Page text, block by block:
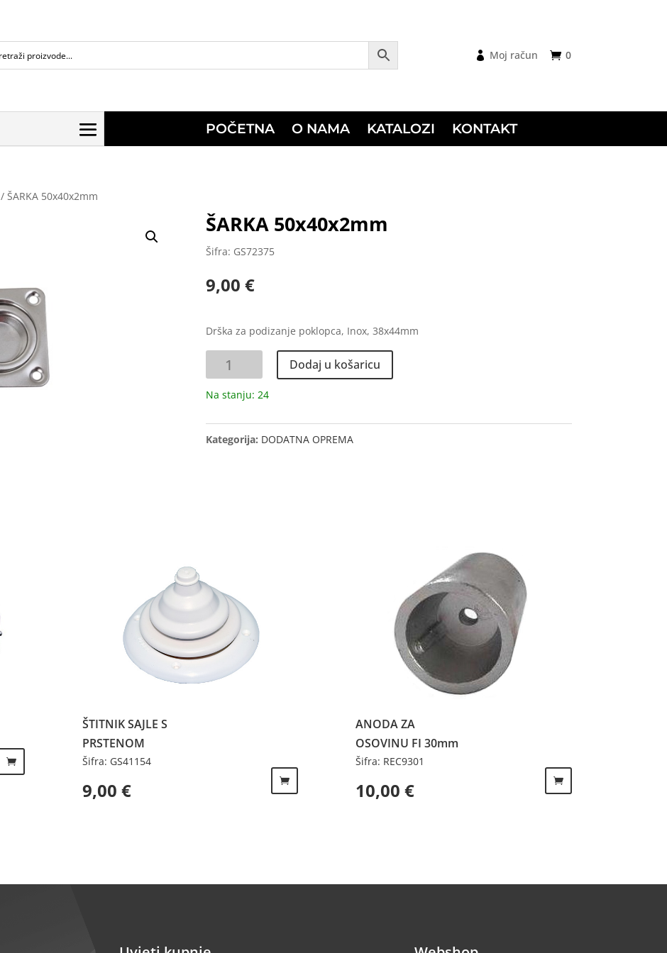
0
Moj račun
POČETNA O NAMA KATALOZI KONTAKT
/ ŠARKA 50x40x2mm
ŠARKA 50x40x2mm
Šifra: GS72375
9,00 €
Drška za podizanje poklopca, Inox, 38x44mm
ŠARKA
50x40x2mm
količina
Dodaj u košaricu
Na stanju: 24
Kategorija: DODATNA OPREMA
ŠTITNIK SAJLE S
PRSTENOM
Šifra: GS41154
9,00 €
ANODA ZA
OSOVINU FI 30mm
Šifra: REC9301
10,00 €